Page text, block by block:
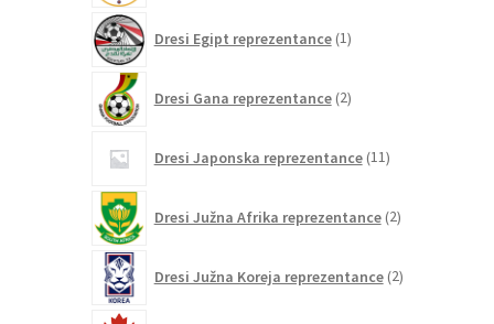
Dresi Egipt reprezentance 1izdelek
Dresi Gana reprezentance 2izdelka
Dresi Japonska reprezentance 11izdelkov
Dresi Južna Afrika reprezentance 2izdelka
Dresi Južna Koreja reprezentance 2izdelka